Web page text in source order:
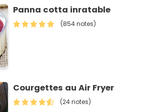
Panna cotta inratable
(854 notes)
Courgettes au Air Fryer
(24 notes)